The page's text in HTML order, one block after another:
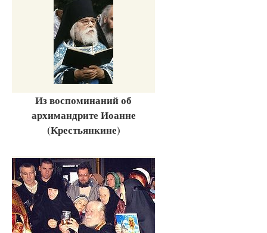
Из воспоминаний об
архимандрите Иоанне
(Крестьянкине)